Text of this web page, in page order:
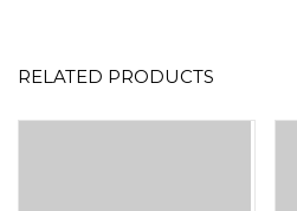
RELATED PRODUCTS